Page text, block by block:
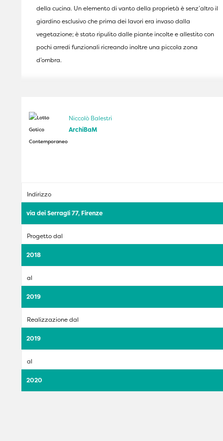
della cucina. Un elemento di vanto della proprietà è senz’altro il
giardino esclusivo che prima dei lavori era invaso dalla
vegetazione; è stato ripulito dalle piante incolte e allestito con
pochi arredi funzionali ricreando inoltre una piccola zona
d’ombra.
Niccolò Balestri
ArchiBaM
Indirizzo
via dei Serragli 77, Firenze
Progetto dal
2018
al
2019
Realizzazione dal
2019
al
2020